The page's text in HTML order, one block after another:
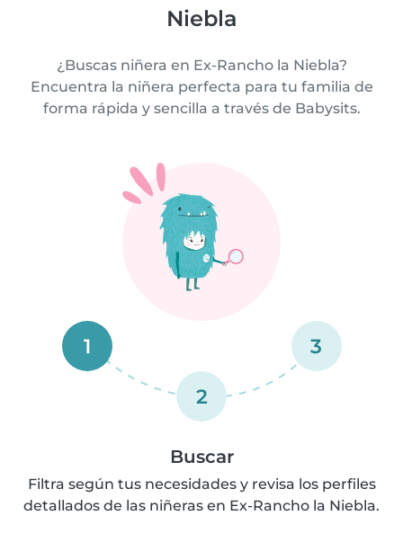
Niebla
¿Buscas niñera en Ex-Rancho la Niebla?
Encuentra la niñera perfecta para tu familia de
forma rápida y sencilla a través de Babysits.
1
2
3
Buscar
Filtra según tus necesidades y revisa los perfiles
detallados de las niñeras en Ex-Rancho la Niebla.